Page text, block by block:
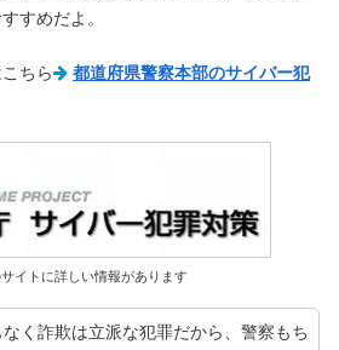
すめだよ。
ちら
都道府県警察本部のサイバー犯
サイトに詳しい情報があります
く詐欺は立派な犯罪だから、警察もち